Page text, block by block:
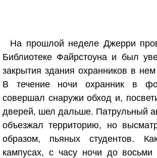
На прошлой неделе Джерри
Библиотеке Файрстоуна и был
закрытия здания охранников в
В течение ночи охранник в
совершал снаружи обход и,
дверей, шел дальше. Патрульный
объезжал территорию, но
образом, пьяных студентов.
кампусах, с часу ночи до восьми